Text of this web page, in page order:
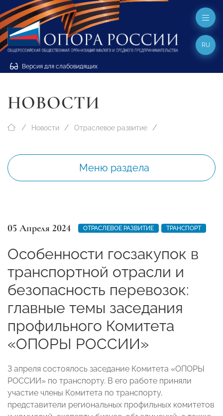
Версия для слабовидящих
RU
НОВОСТИ
Новости Отраслевое развитие
Меню раздела
05 Апреля 2024 ОТРАСЛЕВОЕ РАЗВИТИЕ ТРАНСПОРТ
Особенности госзакупок в
транспортной отрасли и
безопасность перевозок:
главные темы заседания
профильного Комитета
«ОПОРЫ РОССИИ»
3 апреля состоялось заседание Комитета «ОПОРЫ
РОССИИ» по транспорту. В его работе приняли
участие члены Комитета по транспорту,
представители региональных профильных комитетов